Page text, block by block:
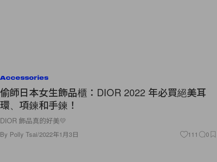
Accessories
偷師日本女生飾品櫃：DIOR 2022 年必買絕美耳
環、項鍊和手鍊！
DIOR 飾品真的好美💛
By Polly Tsai/2022年1月3日 111 0